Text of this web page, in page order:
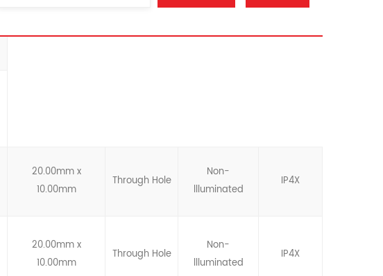
20.00mm x
10.00mm
Through Hole
Non-
llluminated
IP4X
20.00mm x
10.00mm
Through Hole
Non-
llluminated
IP4X